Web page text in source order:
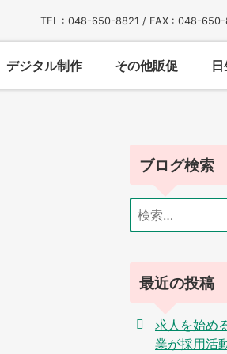
TEL : 048-650-8821 / FAX : 048-
デジタル制作 その他販促
ブログ検索
検
索:
最近の投稿
求人を始め
業が採用活